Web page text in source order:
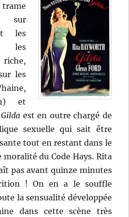
sur
les
les
les
et
Gilda est en outre chargé de
sexuelle qui sait être
tout en restant dans le
moralité du Code Hays. Rita
pas avant quinze minutes
! On en a le souffle
la sensualité développée
dans cette scène très